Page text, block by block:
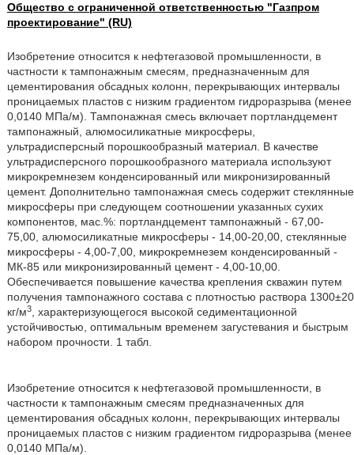
Общество с ограниченной ответственностью "Газпром
проектирование" (RU)
Изобретение относится к нефтегазовой промышленности, в
частности к тампонажным смесям, предназначенным для
цементирования обсадных колонн, перекрывающих интервалы
проницаемых пластов с низким градиентом гидроразрыва (менее
0,0140 МПа/м). Тампонажная смесь включает портландцемент
тампонажный, алюмосиликатные микросферы,
ультрадисперсный порошкообразный материал. В качестве
ультрадисперсного порошкообразного материала используют
микрокремнезем конденсированный или микронизированный
цемент. Дополнительно тампонажная смесь содержит стеклянные
микросферы при следующем соотношении указанных сухих
компонентов, мас.%: портландцемент тампонажный - 67,00-
75,00, алюмосиликатные микросферы - 14,00-20,00, стеклянные
микросферы - 4,00-7,00, микрокремнезем конденсированный -
МК-85 или микронизированный цемент - 4,00-10,00.
Обеспечивается повышение качества крепления скважин путем
получения тампонажного состава с плотностью раствора 1300±20
кг/м3, характеризующегося высокой седиментационной
устойчивостью, оптимальным временем загустевания и быстрым
набором прочности. 1 табл.
Изобретение относится к нефтегазовой промышленности, в
частности к тампонажным смесям предназначенных для
цементирования обсадных колонн, перекрывающих интервалы
проницаемых пластов с низким градиентом гидроразрыва (менее
0,0140 МПа/м).